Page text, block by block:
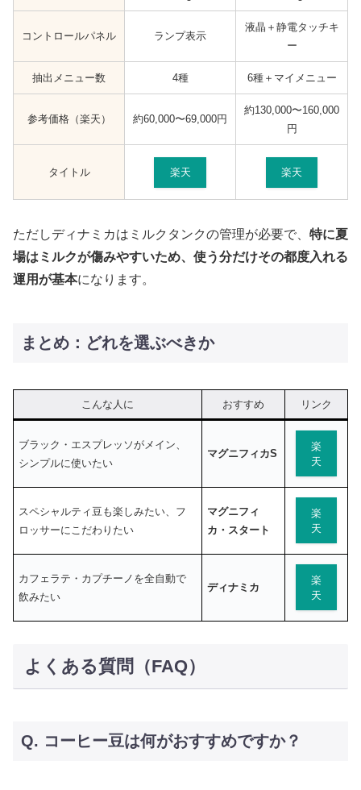
コントロールパネル ランプ表示
液晶＋静電タッチキ
ー
抽出メニュー数 4種 6種＋マイメニュー
参考価格（楽天） 約60,000〜69,000円
約130,000〜160,000
円
タイトル 楽天 楽天
ただしディナミカはミルクタンクの管理が必要で、 特に夏
場はミルクが傷みやすいため、使う分だけその都度入れる
運用が基本になります。
まとめ：どれを選ぶべきか
こんな人に おすすめ リンク
ブラック・エスプレッソがメイン、
シンプルに使いたい
マグニフィカS
楽
天
スペシャルティ豆も楽しみたい、フ
ロッサーにこだわりたい
マグニフィ
カ・スタート
楽
天
カフェラテ・カプチーノを全自動で
飲みたい
ディナミカ
楽
天
よくある質問（FAQ）
Q. コーヒー豆は何がおすすめですか？